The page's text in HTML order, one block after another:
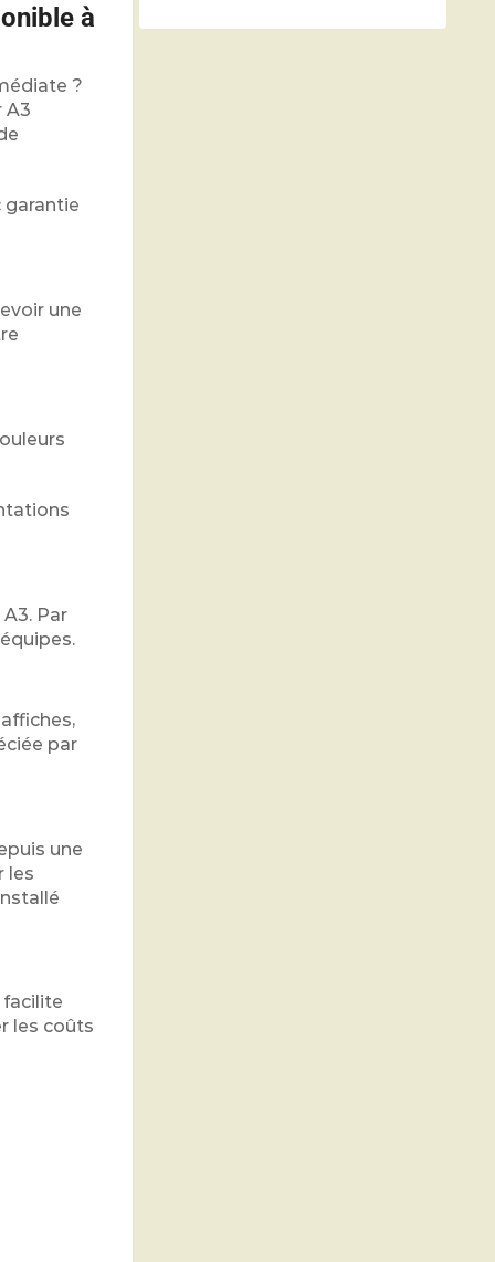
à
?
A3
garantie
une
Par
par
une
les
les coûts